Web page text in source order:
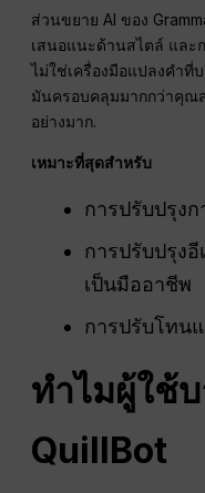
ส่วนขยาย AI ของ
เสนอแนะด้านสไตล์ และ
ไม่ใช่เครื่องมือแปลงคำที่
มันครอบคลุมมากกว่าคุณ
อย่างมาก.
เหมาะที่สุดสำหรับ
การปรับปรุง
การปรับปรุง
เป็นมืออาชีพ
การปรับโทน
ทำไมผู้ใช้
QuillBot